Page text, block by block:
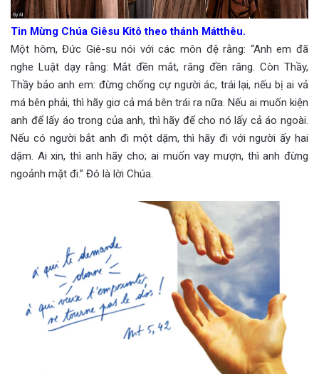
Tin Mừng Chúa Giêsu Kitô theo thánh Mátthêu.
Một hôm, Đức Giê-su nói với các môn đệ rằng: “Anh em đã
nghe Luật dạy rằng: Mắt đền mắt, răng đền răng. Còn Thầy,
Thầy bảo anh em: đừng chống cự người ác, trái lại, nếu bị ai vả
má bên phải, thì hãy giơ cả má bên trái ra nữa. Nếu ai muốn kiện
anh để lấy áo trong của anh, thì hãy để cho nó lấy cả áo ngoài.
Nếu có người bắt anh đi một dặm, thì hãy đi với người ấy hai
dặm. Ai xin, thì anh hãy cho; ai muốn vay mượn, thì anh đừng
ngoảnh mặt đi.” Đó là lời Chúa.